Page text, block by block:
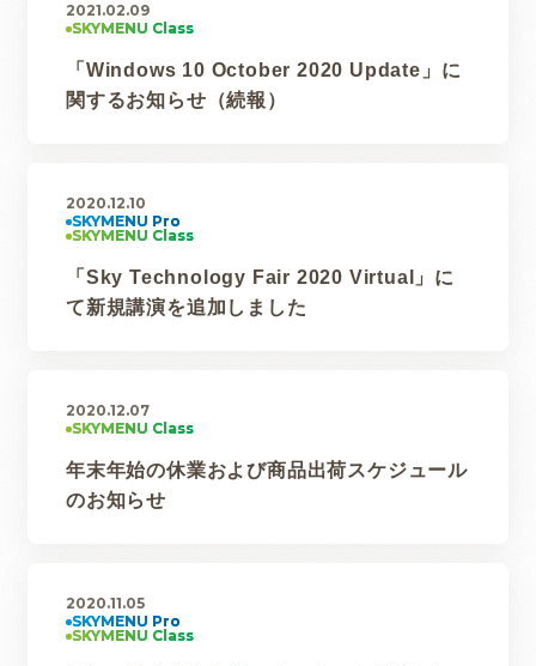
2021.02.09
「Windows 10 October 2020 Update」に
関するお知らせ（続報）
2020.12.10
「Sky Technology Fair 2020 Virtual」に
て新規講演を追加しました
2020.12.07
年末年始の休業および商品出荷スケジュール
のお知らせ
2020.11.05